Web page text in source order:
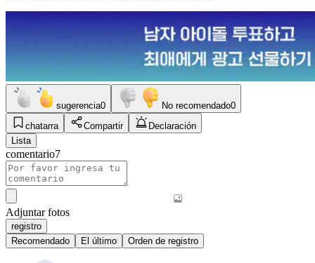
sugerencia0 No recomendado0
chatarra
Compartir
Declaración
Lista
comentario7
Adjuntar fotos
registro
Recomendado
El último Orden de registro